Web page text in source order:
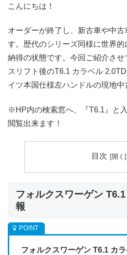
こんにちは！
オーダーが終了し、新古車や中古
す。歴代のシリーズ同様に世界的
納得の状態です。今回ご紹介さ
スリフト後のT6.1 カラベル
イツ本国仕様左ハンドルの現地中
※HP内の検索窓へ、『T6.1』と
閲覧出来ます！
目次
フォルクスワーゲン
報
フォルクスワーゲン T6.1 カ